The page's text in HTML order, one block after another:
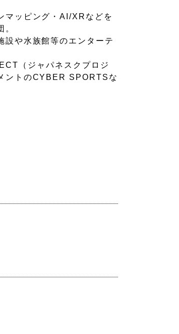
マッピング・AI/XRなどを
設や水族館等のエンターテ
（ジャパネスクプロジ
ントのCYBER SPORTSな